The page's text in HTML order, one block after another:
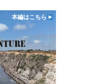
本編はこちら